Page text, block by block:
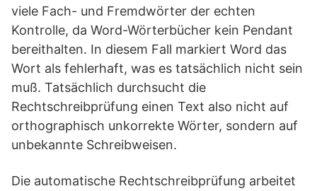
viele Fach- und Fremdwörter der echten
Kontrolle, da Word-Wörterbücher kein Pendant
bereithalten. In diesem Fall markiert Word das
Wort als fehlerhaft, was es tatsächlich nicht sein
muß. Tatsächlich durchsucht die
Rechtschreibprüfung einen Text also nicht auf
orthographisch unkorrekte Wörter, sondern auf
unbekannte Schreibweisen.
Die automatische Rechtschreibprüfung arbeitet